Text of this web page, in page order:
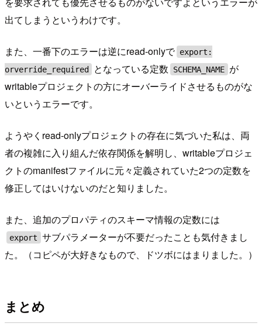
出てしまうというわけです。
また、一番下のエラーは逆にread-onlyで export:
orverride_required
となっている定数 SCHEMA_NAME が
writableプロジェクトの方にオーバーライドさせるものがな
いというエラーです。
ようやくread-onlyプロジェクトの存在に気づいた私は、両
者の複雑に入り組んだ依存関係を解明し、writableプロジェ
クトのmanifestファイルに元々定義されていた2つの定数を
修正してはいけないのだと知りました。
また、追加のプロパティのスキーマ情報の定数には
export サブパラメーターが不要だったことも気付きまし
た。（コピペが大好きなもので、ドツボにはまりました。）
まとめ